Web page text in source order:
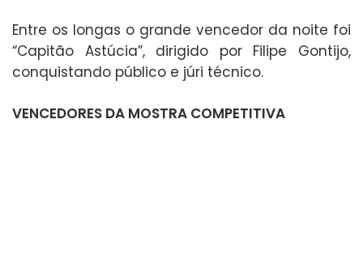
Entre os longas o grande vencedor da noite foi
“Capitão Astúcia”, dirigido por Filipe Gontijo,
conquistando público e júri técnico.
VENCEDORES DA MOSTRA COMPETITIVA